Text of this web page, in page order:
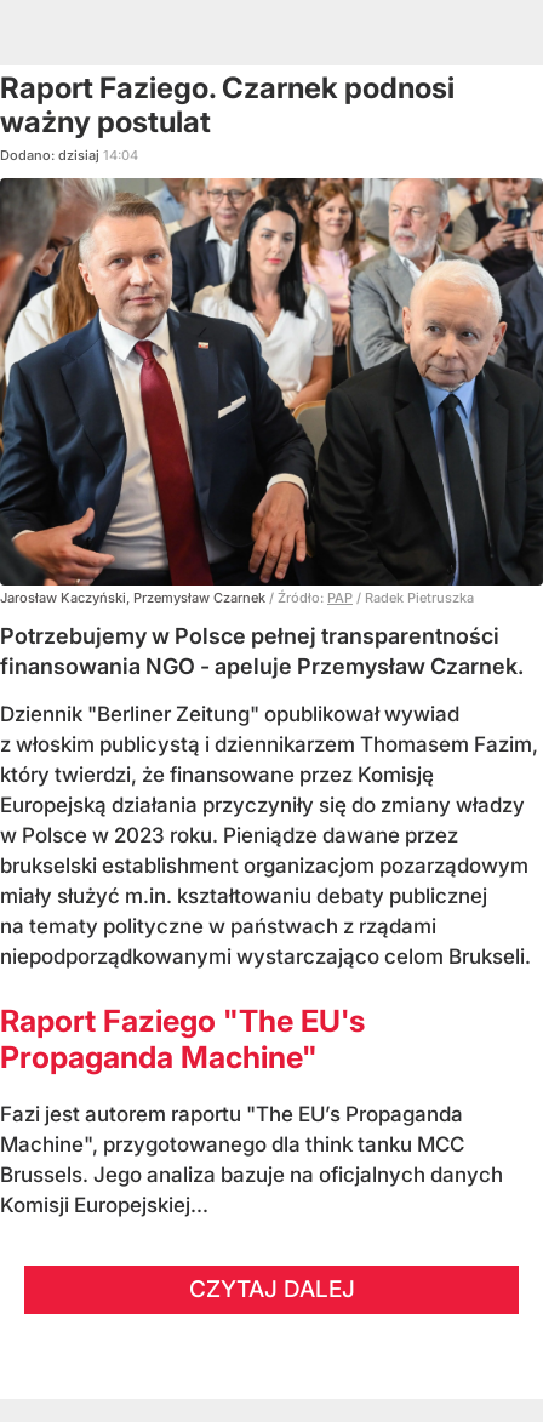
Raport Faziego. Czarnek podnosi
ważny postulat
Dodano: dzisiaj 14:04
Jarosław Kaczyński, Przemysław Czarnek / Źródło: PAP / Radek Pietruszka
Potrzebujemy w Polsce pełnej transparentności
finansowania NGO - apeluje Przemysław Czarnek.
Dziennik "Berliner Zeitung" opublikował wywiad
z włoskim publicystą i dziennikarzem Thomasem Fazim,
który twierdzi, że finansowane przez Komisję
Europejską działania przyczyniły się do zmiany władzy
w Polsce w 2023 roku. Pieniądze dawane przez
brukselski establishment organizacjom pozarządowym
miały służyć m.in. kształtowaniu debaty publicznej
na tematy polityczne w państwach z rządami
niepodporządkowanymi wystarczająco celom Brukseli.
Raport Faziego "The EU's
Propaganda Machine"
Fazi jest autorem raportu "The EU’s Propaganda
Machine", przygotowanego dla think tanku MCC
Brussels. Jego analiza bazuje na oficjalnych danych
Komisji Europejskiej...
CZYTAJ DALEJ